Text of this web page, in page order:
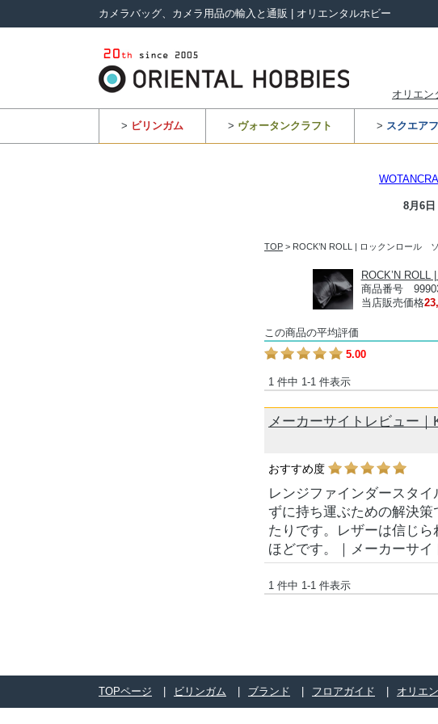
カメラバッグ、カメラ用品の輸入と通販 | オリエンタルホビー
オリエン
> ビリンガム > ヴォータンクラフト > スクエア
8月6日
TOP > ROCK’N ROLL | ロックンロール
ROCK’N
商品番号
当店販売価格
この商品の平均評価
5.00
1 件中 1-1 件表示
メーカーサイトレビュー｜
おすすめ度
レンジファインダースタ
ずに持ち運ぶための解決
たりです。レザーは信じ
ほどです。｜メーカーサイ
1 件中 1-1 件表示
TOPページ ビリンガム ブランド フロアガイド オリエ